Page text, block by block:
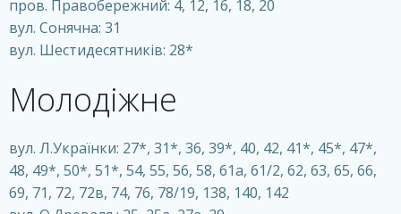
пров. Правобережний: 4, 12, 16, 18, 20
вул. Сонячна: 31
вул. Шестидесятників: 28*
Молодіжне
вул. Л.Українки: 27*, 31*, 36, 39*, 40, 42, 41*, 45*, 47*,
48, 49*, 50*, 51*, 54, 55, 56, 58, 61a, 61/2, 62, 63, 65, 66,
69, 71, 72, 72в, 74, 76, 78/19, 138, 140, 142